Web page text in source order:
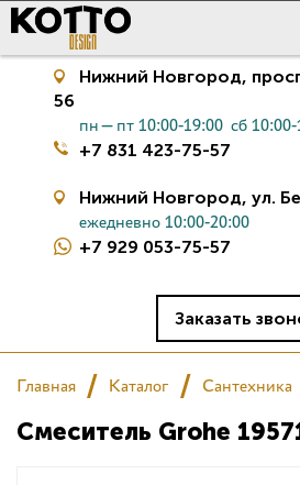
Керамическая плитка
Салон
Сертификаты
Нижний Новгород,
56
пн—пт 10:00-19:00 сб
+7 831 423-75-57
Нижний Новгород, ул.
ежедневно 10:00-20:00
+7 929 053-75-57
Заказать
Главная Каталог Сантехника
Смеситель Grohe